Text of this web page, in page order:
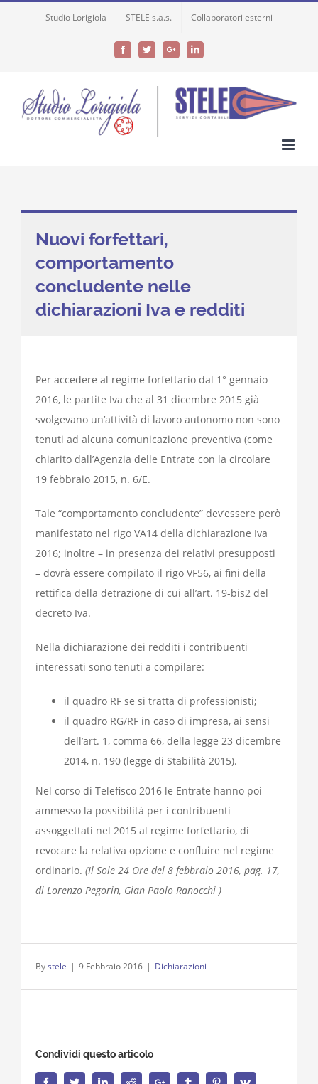
Studio Lorigiola STELE s.a.s. Collaboratori esterni
FacebookTwitterGoogle+LinkedIn
Nuovi forfettari,
comportamento
concludente nelle
dichiarazioni Iva e redditi
Per accedere al regime forfettario dal 1° gennaio
2016, le partite Iva che al 31 dicembre 2015 già
svolgevano un’attività di lavoro autonomo non sono
tenuti ad alcuna comunicazione preventiva (come
chiarito dall’Agenzia delle Entrate con la circolare
19 febbraio 2015, n. 6/E.
Tale “comportamento concludente” dev’essere però
manifestato nel rigo VA14 della dichiarazione Iva
2016; inoltre – in presenza dei relativi presupposti
– dovrà essere compilato il rigo VF56, ai fini della
rettifica della detrazione di cui all’art. 19-bis2 del
decreto Iva.
Nella dichiarazione dei redditi i contribuenti
interessati sono tenuti a compilare:
il quadro RF se si tratta di professionisti;
il quadro RG/RF in caso di impresa, ai sensi
dell’art. 1, comma 66, della legge 23 dicembre
2014, n. 190 (legge di Stabilità 2015).
Nel corso di Telefisco 2016 le Entrate hanno poi
ammesso la possibilità per i contribuenti
assoggettati nel 2015 al regime forfettario, di
revocare la relativa opzione e confluire nel regime
ordinario. (Il Sole 24 Ore del 8 febbraio 2016, pag. 17,
di Lorenzo Pegorin, Gian Paolo Ranocchi )
Bystele | 9 Febbraio 2016 | Dichiarazioni
Condividi questo articolo